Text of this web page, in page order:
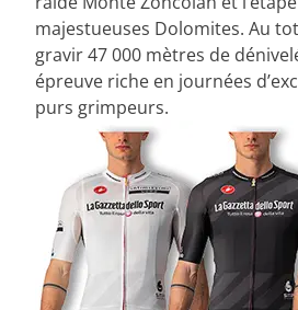
majestueuses Dolomites. Au
gravir 47 000 mètres de
épreuve riche en journées
purs grimpeurs.